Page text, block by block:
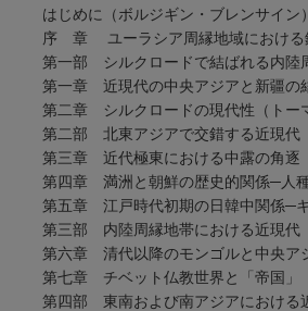
はじめに（ボルジギン・ブレンサイン）
序 章 ユーラシア周縁地域における
第一部 シルクロードで結ばれる内陸
第一章 近現代の中央アジアと新疆の
第二章 シルクロードの現代性（トー
第二部 北東アジアで交錯する近現代
第三章 近代極東における中露の角逐
第四章 満洲と朝鮮の歴史的関係─人
第五章 江戸時代初期の日韓中関係─
第三部 内陸周縁地帯における近現代
第六章 清代以降のモンゴルと中央ア
第七章 チベット仏教世界と「帝国」
第四部 東南および南アジアにおける